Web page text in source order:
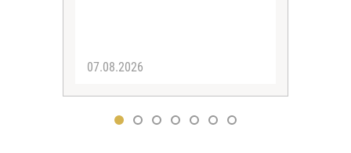
07.08.2026